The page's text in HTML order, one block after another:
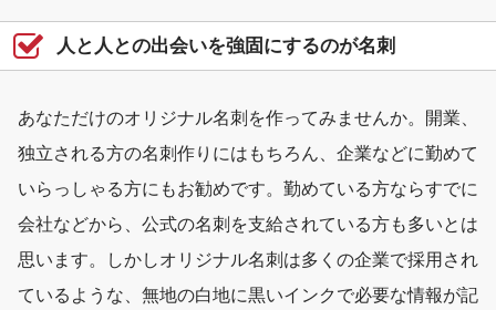
人と人との出会いを強固にするのが名刺
あなただけのオリジナル名刺を作ってみませんか。開業、
独立される方の名刺作りにはもちろん、企業などに勤めて
いらっしゃる方にもお勧めです。勤めている方ならすでに
会社などから、公式の名刺を支給されている方も多いとは
思います。しかしオリジナル名刺は多くの企業で採用され
ているような、無地の白地に黒いインクで必要な情報が記